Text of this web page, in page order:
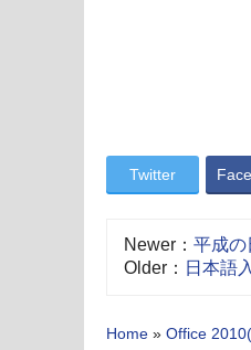
Twitter
Newer： 平成の
Older： 日本語
Home » Office